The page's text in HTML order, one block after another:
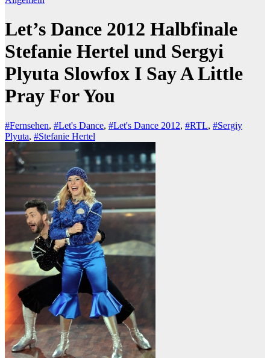
Let’s Dance 2012 Halbfinale
Stefanie Hertel und Sergyi
Plyuta Slowfox I Say A Little
Pray For You
#Fernsehen, #Let's Dance, #Let's Dance 2012, #RTL, #Sergiy
Plyuta, #Stefanie Hertel